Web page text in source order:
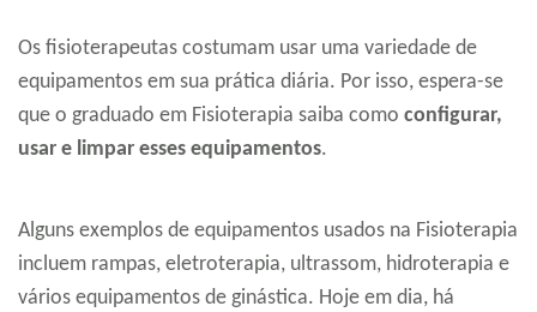
Os fisioterapeutas costumam usar uma variedade de
equipamentos em sua prática diária. Por isso, espera-se
que o graduado em Fisioterapia saiba como configurar,
usar e limpar esses equipamentos.
Alguns exemplos de equipamentos usados na Fisioterapia
incluem rampas, eletroterapia, ultrassom, hidroterapia e
vários equipamentos de ginástica. Hoje em dia, há